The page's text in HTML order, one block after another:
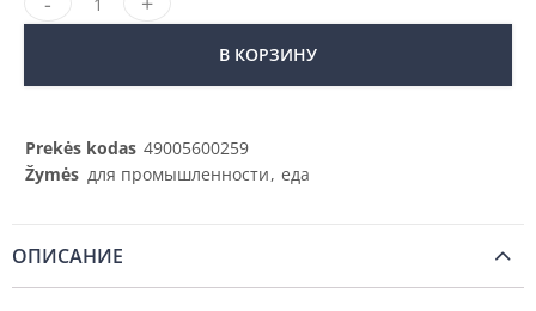
В КОРЗИНУ
Prekės kodas 49005600259
Žymės для промышленности, еда
ОПИСАНИЕ